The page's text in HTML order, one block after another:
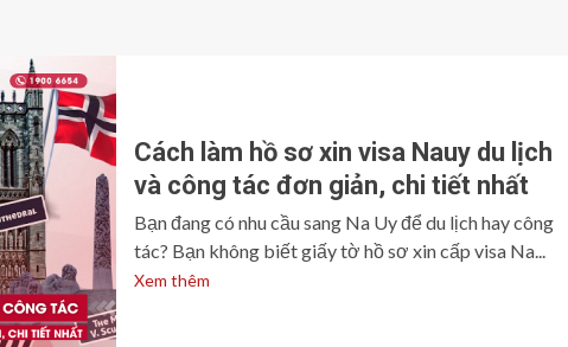
Cách làm hồ sơ xin visa Nauy du lịch
và công tác đơn giản, chi tiết nhất
Bạn đang có nhu cầu sang Na Uy để du lịch hay công
tác? Bạn không biết giấy tờ hồ sơ xin cấp visa Na...
Xem thêm